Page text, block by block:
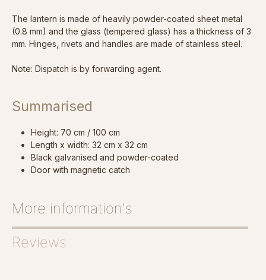
The lantern is made of heavily powder-coated sheet metal
(0.8 mm) and the glass (tempered glass) has a thickness of 3
mm. Hinges, rivets and handles are made of stainless steel.
Note: Dispatch is by forwarding agent.
Summarised
Height: 70 cm / 100 cm
Length x width: 32 cm x 32 cm
Black galvanised and powder-coated
Door with magnetic catch
More information's
Reviews